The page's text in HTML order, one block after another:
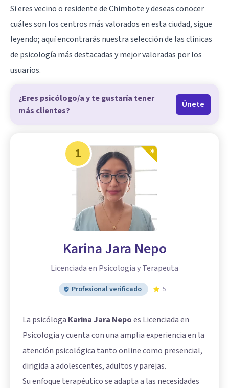
Si eres vecino o residente de Chimbote y deseas conocer
cuáles son los centros más valorados en esta ciudad, sigue
leyendo; aquí encontrarás nuestra selección de las clínicas
de psicología más destacadas y mejor valoradas por los
usuarios.
¿Eres psicólogo/a y te gustaría tener
más clientes?
Únete
1
Karina Jara Nepo
Licenciada en Psicología y Terapeuta
Profesional verificado 5
La psicóloga Karina Jara Nepoes Licenciada en
Psicología y cuenta con una amplia experiencia en la
atención psicológica tanto online como presencial,
dirigida a adolescentes, adultos y parejas.
Su enfoque terapéutico se adapta a las necesidades